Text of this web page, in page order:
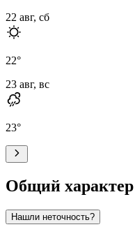
22 авг, сб
22°
23 авг, вс
23°
Общий характер
Нашли неточность?